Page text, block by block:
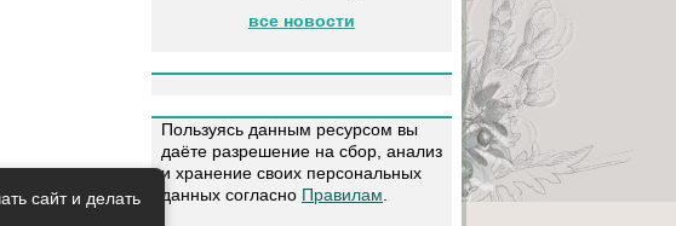
все новости
Пользуясь данным ресурсом вы
даёте разрешение на сбор, анализ
и хранение своих персональных
данных согласно Правилам
сайт и делать